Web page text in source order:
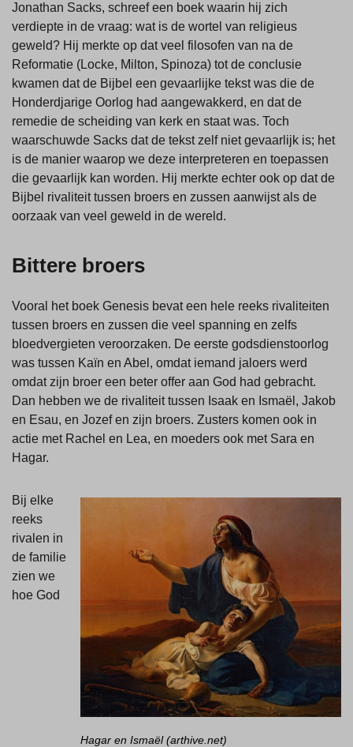
Jonathan Sacks, schreef een boek waarin hij zich
verdiepte in de vraag: wat is de wortel van religieus
geweld? Hij merkte op dat veel filosofen van na de
Reformatie (Locke, Milton, Spinoza) tot de conclusie
kwamen dat de Bijbel een gevaarlijke tekst was die de
Honderdjarige Oorlog had aangewakkerd, en dat de
remedie de scheiding van kerk en staat was. Toch
waarschuwde Sacks dat de tekst zelf niet gevaarlijk is; het
is de manier waarop we deze interpreteren en toepassen
die gevaarlijk kan worden. Hij merkte echter ook op dat de
Bijbel rivaliteit tussen broers en zussen aanwijst als de
oorzaak van veel geweld in de wereld.
Bittere broers
Vooral het boek Genesis bevat een hele reeks rivaliteiten
tussen broers en zussen die veel spanning en zelfs
bloedvergieten veroorzaken. De eerste godsdienstoorlog
was tussen Kaïn en Abel, omdat iemand jaloers werd
omdat zijn broer een beter offer aan God had gebracht.
Dan hebben we de rivaliteit tussen Isaak en Ismaël, Jakob
en Esau, en Jozef en zijn broers. Zusters komen ook in
actie met Rachel en Lea, en moeders ook met Sara en
Hagar.
Hagar en Ismaël (arthive.net)
Bij elke
reeks
rivalen in
de familie
zien we
hoe God